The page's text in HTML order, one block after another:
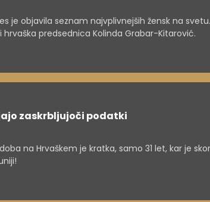
je objavila seznam najvplivnejših žensk na
predsednica Kolinda Grabar-Kitarović.
zaskrbljujoči podatki
na Hrvaškem je kratka, samo 31 let, kar je